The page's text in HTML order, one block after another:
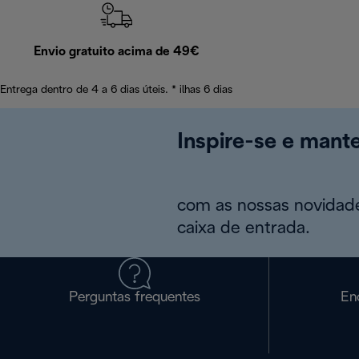
Envio gratuito acima de 49€
Entrega dentro de 4 a 6 dias úteis. * ilhas 6 dias
Inspire-se e
com as nossas
caixa de entrada.
Perguntas frequentes